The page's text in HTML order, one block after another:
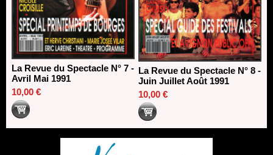
La Revue du Spectacle N° 7 -
Avril Mai 1991
10,00 €
La Revue du Spectacle N° 8 -
Juin Juillet Août 1991
10,00 €